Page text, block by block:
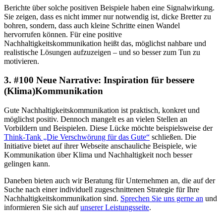
Berichte über solche positiven Beispiele haben eine Signalwirkung.
Sie zeigen, dass es nicht immer nur notwendig ist, dicke Bretter zu
bohren, sondern, dass auch kleine Schritte einen Wandel
hervorrufen können. Für eine positive
Nachhaltigkeitskommunikation heißt das, möglichst nahbare und
realistische Lösungen aufzuzeigen – und so besser zum Tun zu
motivieren.
3. #100 Neue Narrative: Inspiration für bessere
(Klima)Kommunikation
Gute Nachhaltigkeitskommunikation ist praktisch, konkret und
möglichst positiv. Dennoch mangelt es an vielen Stellen an
Vorbildern und Beispielen. Diese Lücke möchte beispielsweise der
Think-Tank „Die Verschwörung für das Gute“ schließen. Die
Initiative bietet auf ihrer Webseite anschauliche Beispiele, wie
Kommunikation über Klima und Nachhaltigkeit noch besser
gelingen kann.
Daneben bieten auch wir Beratung für Unternehmen an, die auf der
Suche nach einer individuell zugeschnittenen Strategie für Ihre
Nachhaltigkeitskommunikation sind. Sprechen Sie uns gerne an und
informieren Sie sich aufunserer Leistungsseite.